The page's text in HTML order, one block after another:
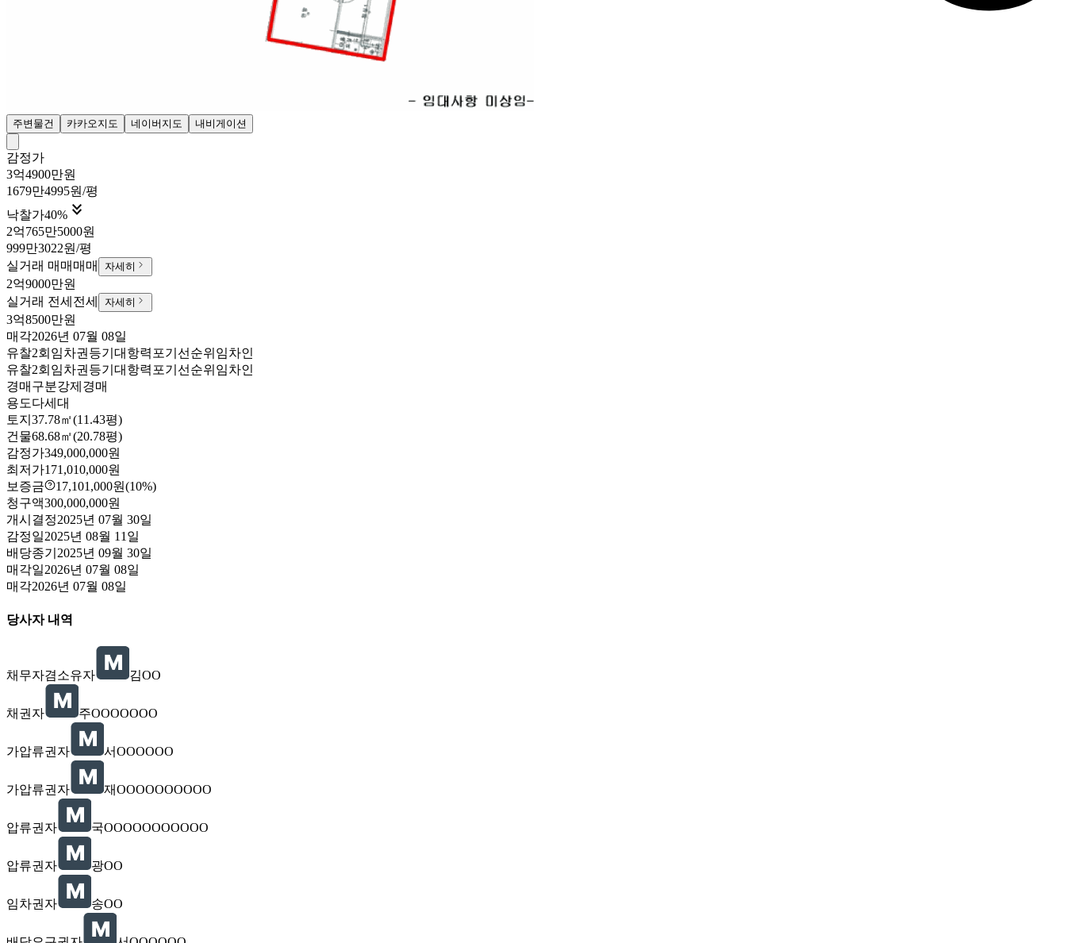
주변물건 카카오지도 네이버지도 내비게이션
감정가
3억4900만원
1679만4995원/평
낙찰가40% 
2억765만5000원
999만3022원/평
실거래 매매 매매 자세히
2억9000만원
실거래 전세 전세 자세히
3억8500만원
매각2026년 07월 08일
유찰2회 임차권등기 대항력포기 선순위임차인
유찰2회 임차권등기 대항력포기 선순위임차인
경매구분강제경매
용도다세대
토지 37.78㎡(11.43평)
건물68.68㎡(20.78평)
감정가349,000,000원
최저가171,010,000원
보증금
17,101,000원(10%)
청구액300,000,000원
개시결정2025년 07월 30일
감정일2025년 08월 11일
배당종기 2025년 09월 30일
매각일2026년 07월 08일
매각2026년 07월 08일
당사자 내역
채무자겸소유자 김OO
채권자 주OOOOOOO
가압류권자 서OOOOOO
가압류권자 재OOOOOOOOOO
압류권자 국OOOOOOOOOOO
압류권자 광OO
임차권자 송OO